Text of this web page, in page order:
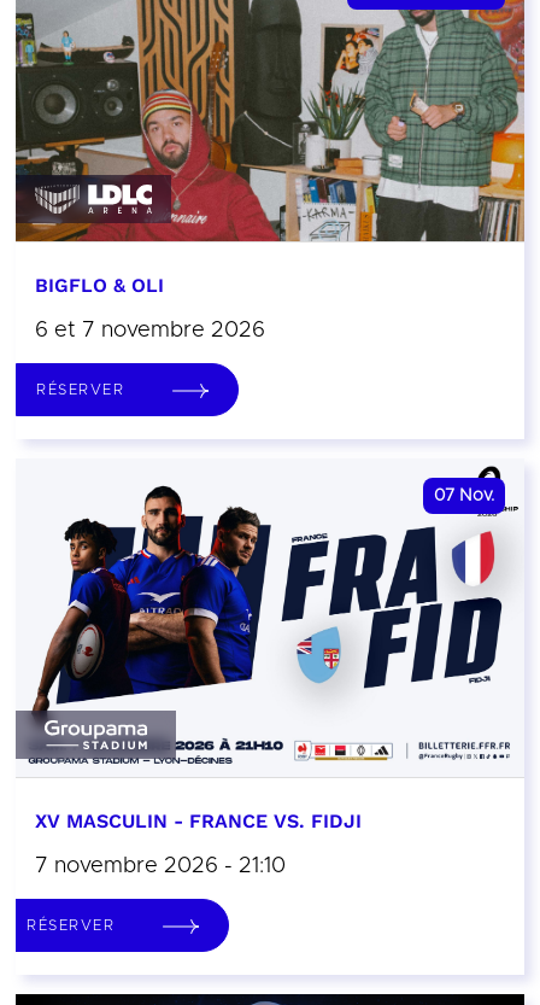
BIGFLO & OLI
6 et 7 novembre 2026
RÉSERVER
07 Nov.
XV MASCULIN - FRANCE VS. FIDJI
7 novembre 2026 - 21:10
RÉSERVER